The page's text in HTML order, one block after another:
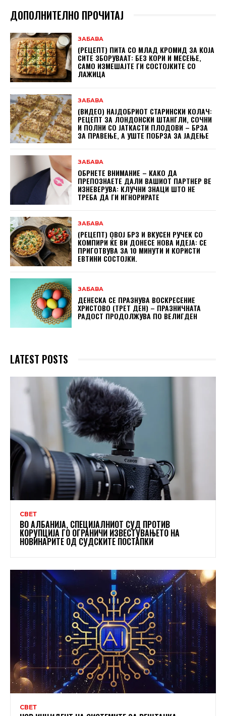
ДОПОЛНИТЕЛНО ПРОЧИТАЈ
ЗАБАВА
(РЕЦЕПТ) ПИТА СО МЛАД КРОМИД ЗА КОЈА
СИТЕ ЗБОРУВААТ: БЕЗ КОРИ И МЕСЕЊЕ,
САМО ИЗМЕШАЈТЕ ГИ СОСТОЈКИТЕ СО
ЛАЖИЦА
ЗАБАВА
(ВИДЕО) НАЈДОБРИОТ СТАРИНСКИ КОЛАЧ:
РЕЦЕПТ ЗА ЛОНДОНСКИ ШТАНГЛИ, СОЧНИ
И ПОЛНИ СО ЈАТКАСТИ ПЛОДОВИ – БРЗА
ЗА ПРАВЕЊЕ, А УШТЕ ПОБРЗА ЗА ЈАДЕЊЕ
ЗАБАВА
ОБРНЕТЕ ВНИМАНИЕ – КАКО ДА
ПРЕПОЗНАЕТЕ ДАЛИ ВАШИОТ ПАРТНЕР ВЕ
ИЗНЕВЕРУВА: КЛУЧНИ ЗНАЦИ ШТО НЕ
ТРЕБА ДА ГИ ИГНОРИРАТЕ
ЗАБАВА
(РЕЦЕПТ) ОВОЈ БРЗ И ВКУСЕН РУЧЕК СО
КОМПИРИ ЌЕ ВИ ДОНЕСЕ НОВА ИДЕЈА: СЕ
ПРИГОТВУВА ЗА 10 МИНУТИ И КОРИСТИ
ЕВТИНИ СОСТОЈКИ.
ЗАБАВА
ДЕНЕСКА СЕ ПРАЗНУВА ВОСКРЕСЕНИЕ
ХРИСТОВО (ТРЕТ ДЕН) – ПРАЗНИЧНАТА
РАДОСТ ПРОДОЛЖУВА ПО ВЕЛИГДЕН
LATEST POSTS
СВЕТ
ВО АЛБАНИЈА, СПЕЦИЈАЛНИОТ СУД ПРОТИВ
КОРУПЦИЈА ГО ОГРАНИЧИ ИЗВЕСТУВАЊЕТО НА
НОВИНАРИТЕ ОД СУДСКИТЕ ПОСТАПКИ
СВЕТ